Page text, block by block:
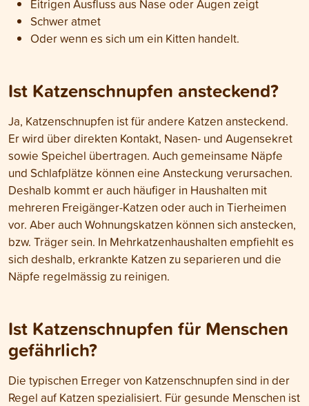
Eitrigen Ausfluss aus Nase oder Augen zeigt
Schwer atmet
Oder wenn es sich um ein Kitten handelt.
Ist Katzenschnupfen ansteckend?
Ja, Katzenschnupfen ist für andere Katzen ansteckend.
Er wird über direkten Kontakt, Nasen- und Augensekret
sowie Speichel übertragen. Auch gemeinsame Näpfe
und Schlafplätze können eine Ansteckung verursachen.
Deshalb kommt er auch häufiger in Haushalten mit
mehreren Freigänger-Katzen oder auch in Tierheimen
vor. Aber auch Wohnungskatzen können sich anstecken,
bzw. Träger sein. In Mehrkatzenhaushalten empfiehlt es
sich deshalb, erkrankte Katzen zu separieren und die
Näpfe regelmässig zu reinigen.
Ist Katzenschnupfen für Menschen
gefährlich?
Die typischen Erreger von Katzenschnupfen sind in der
Regel auf Katzen spezialisiert. Für gesunde Menschen ist